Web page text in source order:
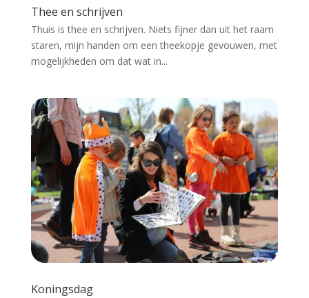
Thee en schrijven
Thuis is thee en schrijven. Niets fijner dan uit het raam
staren, mijn handen om een theekopje gevouwen, met
mogelijkheden om dat wat in...
Koningsdag